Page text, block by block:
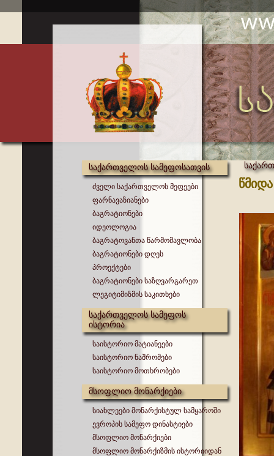
საქართველოს სამეფოსათვის
ძველი საქართველოს მეფეები
ფარნავაზიანები
ბაგრატიონები
იდეოლოგია
ბაგრატოვანთა წარმომავლობა
ბაგრატიონები დღეს
პროექტები
ბაგრატიონები საზღვარგარეთ
ლეგიტიმიზმის საკითხები
საქართველოს სამეფოს
ისტორია
საისტორიო მატიანეები
საისტორიო ნაშრომები
საისტორიო მოთხრობები
მსოფლიო მონარქიები
სიახლეები მონარქისტულ სამყაროში
ევროპის სამეფო დინასტიები
მსოფლიო მონარქიები
მსოფლიო მონარქიზმის ისტორიიდან